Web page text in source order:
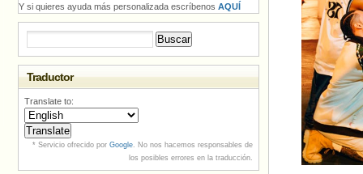
Y si quieres ayuda más personalizada escríbenos AQUÍ
Traductor
Translate to:
* Servicio ofrecido por Google. No nos hacemos responsables de
los posibles errores en la traducción.